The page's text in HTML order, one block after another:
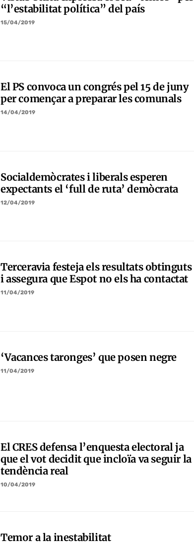
“l’estabilitat política” del país
15/04/2019
El PS convoca un congrés pel 15 de juny
per començar a preparar les comunals
14/04/2019
Socialdemòcrates i liberals esperen
expectants el ‘full de ruta’ demòcrata
12/04/2019
Terceravia festeja els resultats obtinguts
i assegura que Espot no els ha contactat
11/04/2019
‘Vacances taronges’ que posen negre
11/04/2019
El CRES defensa l’enquesta electoral ja
que el vot decidit que incloïa va seguir la
tendència real
10/04/2019
Temor a la inestabilitat